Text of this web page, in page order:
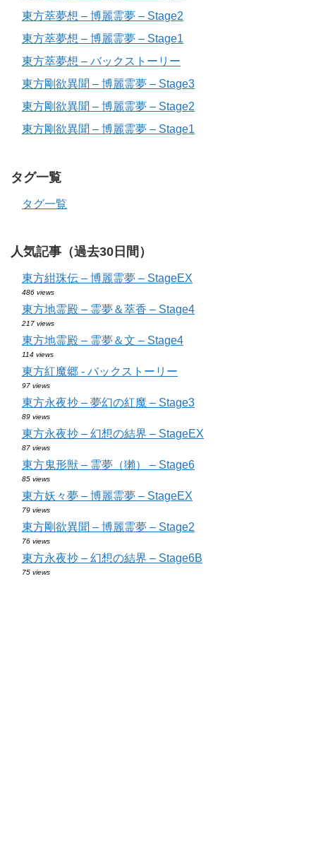
東方萃夢想 – 博麗霊夢 – Stage2
東方萃夢想 – 博麗霊夢 – Stage1
東方萃夢想 – バックストーリー
東方剛欲異聞 – 博麗霊夢 – Stage3
東方剛欲異聞 – 博麗霊夢 – Stage2
東方剛欲異聞 – 博麗霊夢 – Stage1
タグ一覧
タグ一覧
人気記事（過去30日間）
東方紺珠伝 – 博麗霊夢 – StageEX
486 views
東方地霊殿 – 霊夢＆萃香 – Stage4
217 views
東方地霊殿 – 霊夢＆文 – Stage4
114 views
東方紅魔郷 - バックストーリー
97 views
東方永夜抄 – 夢幻の紅魔 – Stage3
89 views
東方永夜抄 – 幻想の結界 – StageEX
87 views
東方鬼形獣 – 霊夢（獺） – Stage6
85 views
東方妖々夢 – 博麗霊夢 – StageEX
79 views
東方剛欲異聞 – 博麗霊夢 – Stage2
76 views
東方永夜抄 – 幻想の結界 – Stage6B
75 views